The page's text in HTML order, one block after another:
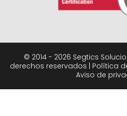
© 2014 - 2026 Segtics
derechos reservados | Política
Aviso de